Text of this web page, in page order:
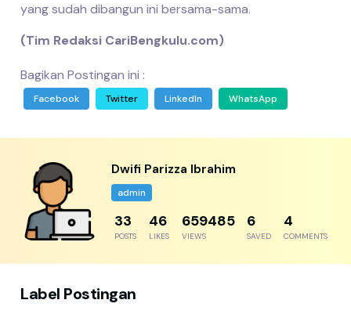
yang sudah dibangun ini bersama-sama.
(Tim Redaksi CariBengkulu.com)
Bagikan Postingan ini :
Facebook Twitter LinkedIn WhatsApp
Dwifi Parizza Ibrahim
admin
41
POSTS
57
LIKES
824357
VIEWS
8
SAVED
5
COMMENTS
Label Postingan